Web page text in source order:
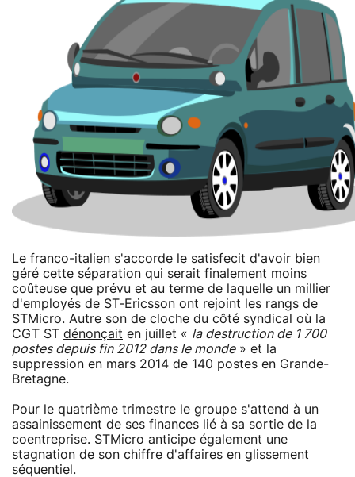
Le franco-italien s'accorde le satisfecit d'avoir bien
géré cette séparation qui serait finalement moins
coûteuse que prévu et au terme de laquelle un millier
d'employés de ST-Ericsson ont rejoint les rangs de
STMicro. Autre son de cloche du côté syndical où la
CGT ST dénonçait en juillet « la destruction de 1 700
postes depuis fin 2012 dans le monde» et la
suppression en mars 2014 de 140 postes en Grande-
Bretagne.
Pour le quatrième trimestre le groupe s'attend à un
assainissement de ses finances lié à sa sortie de la
coentreprise. STMicro anticipe également une
stagnation de son chiffre d'affaires en glissement
séquentiel.